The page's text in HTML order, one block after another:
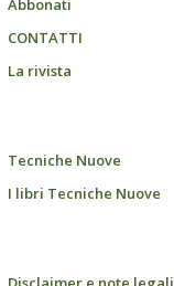
Abbonati
CONTATTI
La rivista
Tecniche Nuove
I libri Tecniche Nuove